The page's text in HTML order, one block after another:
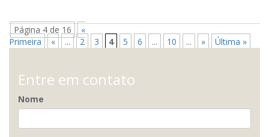
Página 4 de 16
«
Primeira
« ... 2 3 4 5 6 ... 10 ... » Última »
Entre em contato
Nome